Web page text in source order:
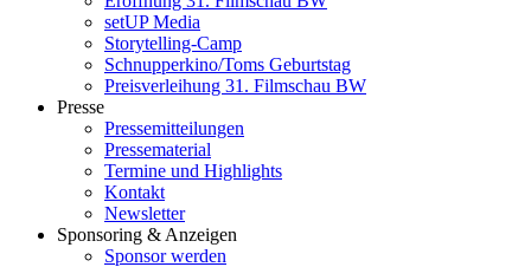
setUP Media
Storytelling-Camp
Schnupperkino/Toms Geburtstag
Preisverleihung 31. Filmschau BW
Presse
Pressemitteilungen
Pressematerial
Termine und Highlights
Kontakt
Newsletter
Sponsoring & Anzeigen
Sponsor werden